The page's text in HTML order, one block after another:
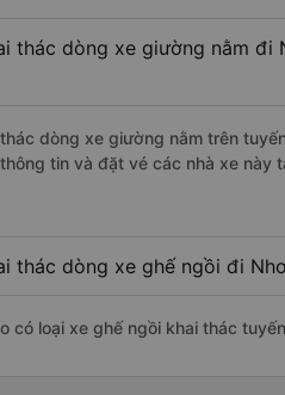
thác dòng xe giường nằm đi
dòng xe giường nằm trên
tin và đặt vé các nhà xe này
thác dòng xe ghế ngồi đi
có loại xe ghế ngồi khai thác